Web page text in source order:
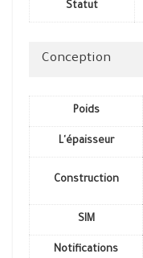
Statut
Conception
Poids
L'épaisseur
Construction
SIM
Notifications